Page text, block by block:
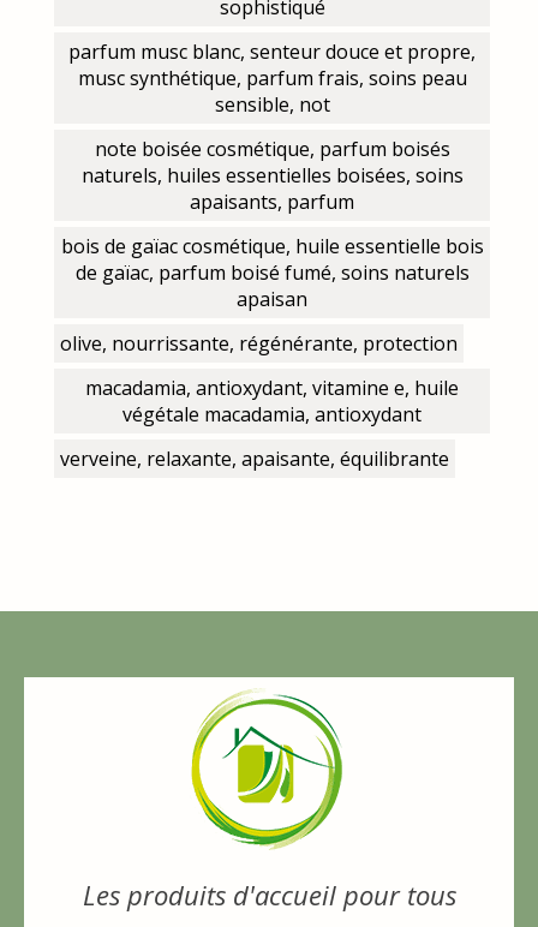
sophistiqué
parfum musc blanc, senteur douce et propre,
musc synthétique, parfum frais, soins peau
sensible, not
note boisée cosmétique, parfum boisés
naturels, huiles essentielles boisées, soins
apaisants, parfum
bois de gaïac cosmétique, huile essentielle bois
de gaïac, parfum boisé fumé, soins naturels
apaisan
olive, nourrissante, régénérante, protection
macadamia, antioxydant, vitamine e, huile
végétale macadamia, antioxydant
verveine, relaxante, apaisante, équilibrante
Les produits d'accueil pour tous